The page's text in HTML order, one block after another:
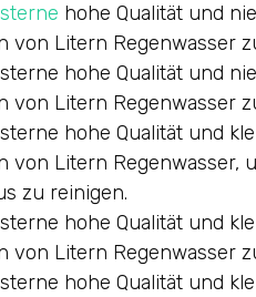
hohe Qualität und
von Litern Regenwasser
hohe Qualität und
von Litern Regenwasser
hohe Qualität und
von Litern Regenwasser,
zu reinigen.
hohe Qualität und
von Litern Regenwasser
hohe Qualität und